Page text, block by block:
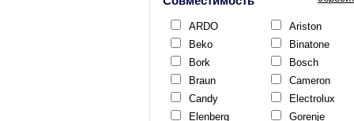
ARDO
Ariston
Beko
Binatone
Bork
Bosch
Braun
Cameron
Candy
Electrolux
Elenberg
Gorenje